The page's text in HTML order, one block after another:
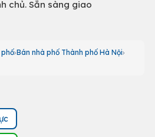
chủ. Sẵn sàng giao
Bán nhà phố Thành phố Hà Nội